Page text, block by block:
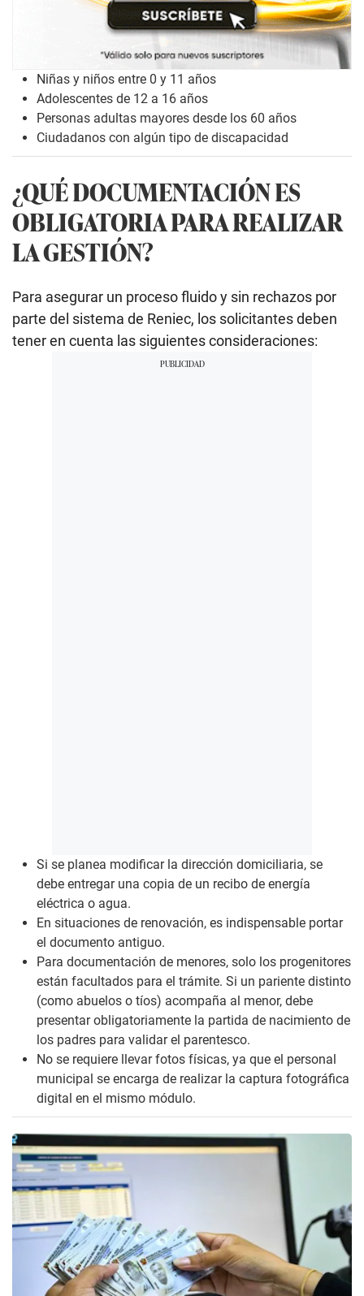
Niñas y niños entre 0 y 11 años
Adolescentes de 12 a 16 años
Personas adultas mayores desde los 60 años
Ciudadanos con algún tipo de discapacidad
¿QUÉ DOCUMENTACIÓN ES
OBLIGATORIA PARA REALIZAR
LA GESTIÓN?
Para asegurar un proceso fluido y sin rechazos por
parte del sistema de Reniec, los solicitantes deben
tener en cuenta las siguientes consideraciones:
Si se planea modificar la dirección domiciliaria, se
debe entregar una copia de un recibo de energía
eléctrica o agua.
En situaciones de renovación, es indispensable portar
el documento antiguo.
Para documentación de menores, solo los progenitores
están facultados para el trámite. Si un pariente distinto
(como abuelos o tíos) acompaña al menor, debe
presentar obligatoriamente la partida de nacimiento de
los padres para validar el parentesco.
No se requiere llevar fotos físicas, ya que el personal
municipal se encarga de realizar la captura fotográfica
digital en el mismo módulo.